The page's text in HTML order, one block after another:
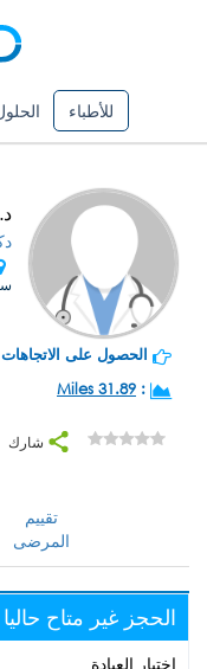
للأطباء
الحصول على
:
31.89 Miles
شارك
تقييم
المرضى
الحجز غير متاح حاليا
اختيار العيادة